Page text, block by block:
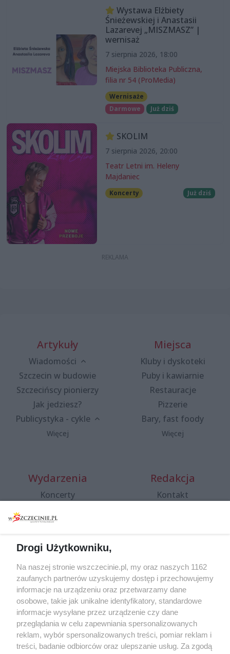
Wystawa Elżbiety
Śnieżewskiej i Anastasii
Lazarevej „MISZMASZ” |
wernisaż
7 sierpnia 2026, 18:00
Miejska Biblioteka Publiczna,
filia nr 54 (ProMedia)
Wernisaże
Darmowe
Już dziś
SKOLIM
7 sierpnia 2026, 20:00
Teatr Letni im. Heleny
Majdaniec
Koncerty Już dziś
Artykuły
Wiadomości
Szczecin w budowie
Szczecińscy pionierzy
Jak jedziesz?
Publicystyka - cykle
Więcej
Miejsca
Kluby i dyskoteki
Puby i kawiarnie
Restauracje
Pizzerie
Bary, fast foody
Więcej
Wydarzenia
Koncerty
Spacery i oprowadzania
targi
Wernisaże
Więcej
Redakcja
Kontakt
Specjalny koncert z okazji
20. urodzin portalu
wSzczecinie.pl
Regulamin konkursów
śniadaniówka "Hej
Szczecin! Jest piątek!"
Drogi Użytkowniku,
Na naszej stronie wszczecinie.pl, my oraz naszych 1162
zaufanych partnerów uzyskujemy dostęp i przechowujemy
informacje na urządzeniu oraz przetwarzamy dane
osobowe, takie jak unikalne identyfikatory, standardowe
informacje wysyłane przez urządzenie czy dane
przeglądania w celu zapewniania spersonalizowanych
reklam, wybór spersonalizowanych treści, pomiar reklam i
treści, badanie odbiorców oraz ulepszanie usług. Za zgodą